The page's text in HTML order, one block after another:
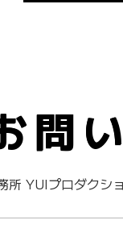
問
所 YUIプロダクシ